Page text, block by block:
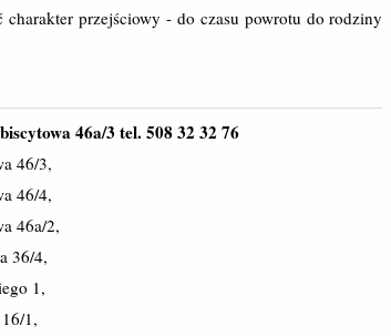
przejściowy - do czasu powrotu do rodziny
46a/3 tel. 508 32 32 76
46/3,
46/4,
46a/2,
36/4,
1,
1,